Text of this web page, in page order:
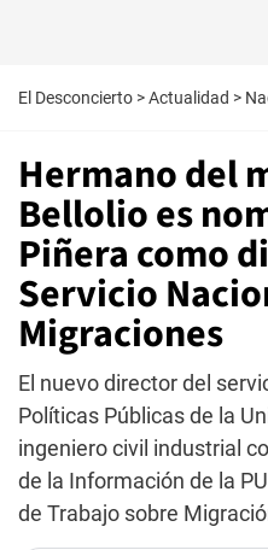
El Desconcierto >Actualidad >
Hermano del
Bellolio es
Piñera como
Servicio
Migraciones
El nuevo director del
Políticas Públicas de la
ingeniero civil industrial
de la Información de la
de Trabajo sobre